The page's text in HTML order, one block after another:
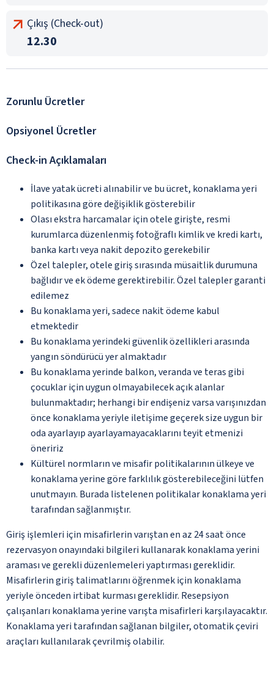
Çıkış (Check-out)
12.30
Zorunlu Ücretler
Opsiyonel Ücretler
Check-in Açıklamaları
İlave yatak ücreti alınabilir ve bu ücret, konaklama yeri
politikasına göre değişiklik gösterebilir
Olası ekstra harcamalar için otele girişte, resmi
kurumlarca düzenlenmiş fotoğraflı kimlik ve kredi kartı,
banka kartı veya nakit depozito gerekebilir
Özel talepler, otele giriş sırasında müsaitlik durumuna
bağlıdır ve ek ödeme gerektirebilir. Özel talepler garanti
edilemez
Bu konaklama yeri, sadece nakit ödeme kabul
etmektedir
Bu konaklama yerindeki güvenlik özellikleri arasında
yangın söndürücü yer almaktadır
Bu konaklama yerinde balkon, veranda ve teras gibi
çocuklar için uygun olmayabilecek açık alanlar
bulunmaktadır; herhangi bir endişeniz varsa varışınızdan
önce konaklama yeriyle iletişime geçerek size uygun bir
oda ayarlayıp ayarlayamayacaklarını teyit etmenizi
öneririz
Kültürel normların ve misafir politikalarının ülkeye ve
konaklama yerine göre farklılık gösterebileceğini lütfen
unutmayın. Burada listelenen politikalar konaklama yeri
tarafından sağlanmıştır.
Giriş işlemleri için misafirlerin varıştan en az 24 saat önce
rezervasyon onayındaki bilgileri kullanarak konaklama yerini
araması ve gerekli düzenlemeleri yaptırması gereklidir.
Misafirlerin giriş talimatlarını öğrenmek için konaklama
yeriyle önceden irtibat kurması gereklidir. Resepsiyon
çalışanları konaklama yerine varışta misafirleri karşılayacaktır.
Konaklama yeri tarafından sağlanan bilgiler, otomatik çeviri
araçları kullanılarak çevrilmiş olabilir.